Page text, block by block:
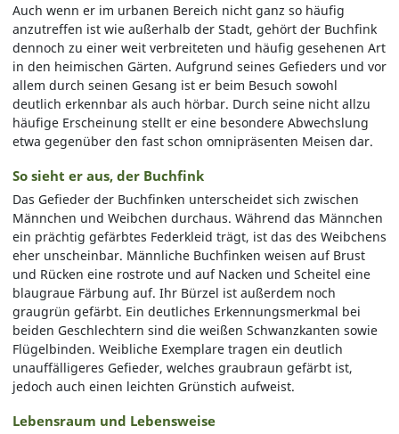
Auch wenn er im urbanen Bereich nicht ganz so häufig
anzutreffen ist wie außerhalb der Stadt, gehört der Buchfink
dennoch zu einer weit verbreiteten und häufig gesehenen Art
in den heimischen Gärten. Aufgrund seines Gefieders und vor
allem durch seinen Gesang ist er beim Besuch sowohl
deutlich erkennbar als auch hörbar. Durch seine nicht allzu
häufige Erscheinung stellt er eine besondere Abwechslung
etwa gegenüber den fast schon omnipräsenten Meisen dar.
So sieht er aus, der Buchfink
Das Gefieder der Buchfinken unterscheidet sich zwischen
Männchen und Weibchen durchaus. Während das Männchen
ein prächtig gefärbtes Federkleid trägt, ist das des Weibchens
eher unscheinbar. Männliche Buchfinken weisen auf Brust
und Rücken eine rostrote und auf Nacken und Scheitel eine
blaugraue Färbung auf. Ihr Bürzel ist außerdem noch
graugrün gefärbt. Ein deutliches Erkennungsmerkmal bei
beiden Geschlechtern sind die weißen Schwanzkanten sowie
Flügelbinden. Weibliche Exemplare tragen ein deutlich
unauffälligeres Gefieder, welches graubraun gefärbt ist,
jedoch auch einen leichten Grünstich aufweist.
Lebensraum und Lebensweise